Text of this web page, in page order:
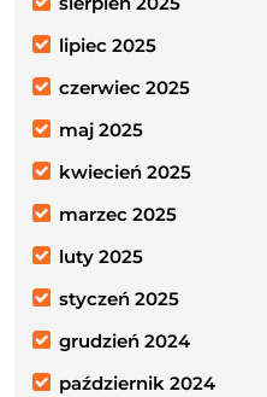
lipiec 2025
czerwiec 2025
maj 2025
kwiecień 2025
marzec 2025
luty 2025
styczeń 2025
grudzień 2024
październik 2024